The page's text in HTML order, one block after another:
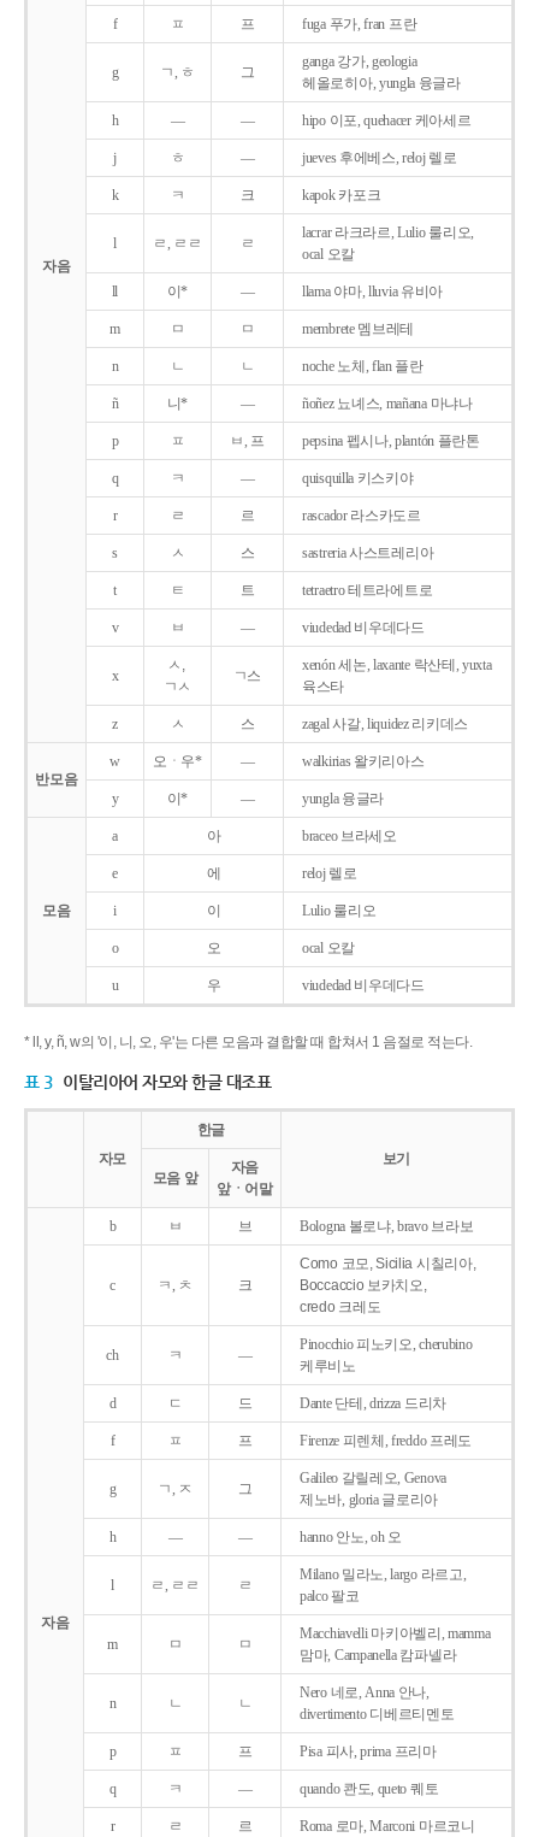
자음
f ㅍ 프 fuga 푸가, fran 프란
g ㄱ, ㅎ 그
ganga 강가, geologia
헤올로히아, yungla 융글라
h ― ― hipo 이포, quehacer 케아세르
j ㅎ ― jueves 후에베스, reloj 렐로
k ㅋ 크 kapok 카포크
l ㄹ, ㄹㄹ ㄹ
lacrar 라크라르, Lulio 룰리오,
ocal 오칼
ll 이* ― llama 야마, lluvia 유비아
m ㅁ ㅁ membrete 멤브레테
n ㄴ ㄴ noche 노체, flan 플란
ñ 니* ― ñoñez 뇨녜스, mañana 마냐나
p ㅍ ㅂ, 프 pepsina 펩시나, plantón 플란톤
q ㅋ ― quisquilla 키스키야
r ㄹ 르 rascador 라스카도르
s ㅅ 스 sastreria 사스트레리아
t ㅌ 트 tetraetro 테트라에트로
v ㅂ ― viudedad 비우데다드
x
ㅅ,
ㄱㅅ
ㄱ스
xenón 세논, laxante 락산테, yuxta
육스타
z ㅅ 스 zagal 사갈, liquidez 리키데스
반모음
w 오ㆍ우* ― walkirias 왈키리아스
y 이* ― yungla 융글라
모음
a 아 braceo 브라세오
e 에 reloj 렐로
i 이 Lulio 룰리오
o 오 ocal 오칼
u 우 viudedad 비우데다드
* ll, y, ñ, w의 '이, 니, 오, 우'는 다른 모음과 결합할 때 합쳐서 1 음절로 적는다.
표 3 이탈리아어 자모와 한글 대조표
자모
한글
보기
모음 앞
자음
앞ㆍ어말
자음
b ㅂ 브 Bologna 볼로냐, bravo 브라보
c ㅋ, ㅊ 크
Como 코모, Sicilia 시칠리아,
Boccaccio 보카치오,
credo 크레도
ch ㅋ ―
Pinocchio 피노키오, cherubino
케루비노
d ㄷ 드 Dante 단테, drizza 드리차
f ㅍ 프 Firenze 피렌체, freddo 프레도
g ㄱ, ㅈ 그
Galileo 갈릴레오, Genova
제노바, gloria 글로리아
h ― ― hanno 안노, oh 오
l ㄹ, ㄹㄹ ㄹ
Milano 밀라노, largo 라르고,
palco 팔코
m ㅁ ㅁ
Macchiavelli 마키아벨리, mamma
맘마, Campanella 캄파넬라
n ㄴ ㄴ
Nero 네로, Anna 안나,
divertimento 디베르티멘토
p ㅍ 프 Pisa 피사, prima 프리마
q ㅋ ― quando 콴도, queto 퀘토
r ㄹ 르 Roma 로마, Marconi 마르코니